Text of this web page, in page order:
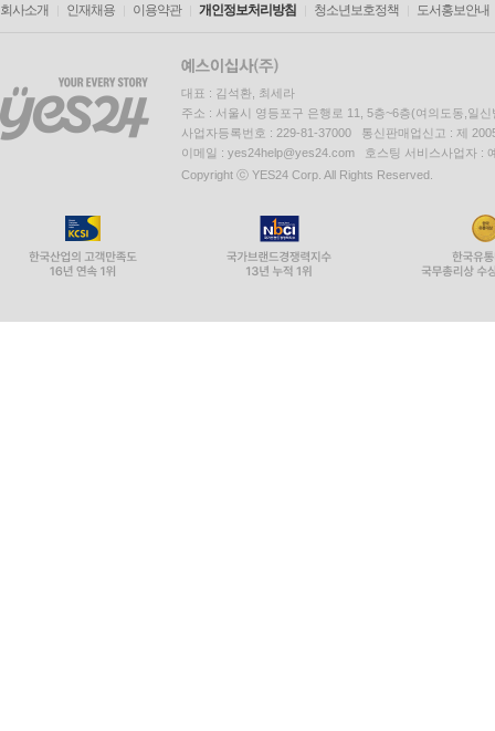
회사소개 인재채용 이용약관 개인정보처리방침 청소년보호정책 도서홍보안내
대표 : 김석환, 최세라
주소 : 서울시 영등포구 은행로 11, 5층~6층(여의도동,일신
사업자등록번호 : 229-81-37000 통신판매업신고 : 제
이메일 : yes24help@yes24.com 호스팅 서비스사업자 :
Copyright ⓒ YES24 Corp. All Rights Reserved.